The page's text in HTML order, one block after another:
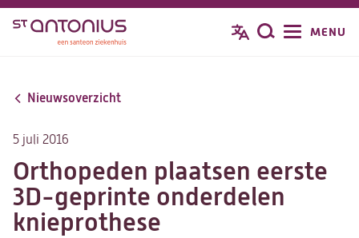
Overslaan
inhoud
Zoeken
MENU
Nieuwsoverzicht
5 juli 2016
Orthopeden plaatsen eerste
3D-geprinte onderdelen
knieprothese